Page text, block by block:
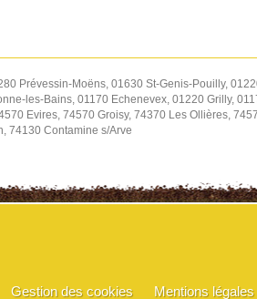
Prévessin-Moëns, 01630 St-Genis-Pouilly,
les-Bains, 01170 Echenevex, 01220 Grilly,
Evires, 74570 Groisy, 74370 Les Ollières,
74130 Contamine s/Arve
Gestion des cookies Mentions légales